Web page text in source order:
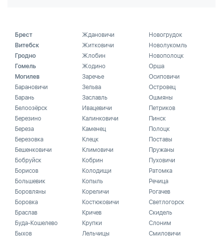
Брест
Витебск
Гродно
Гомель
Могилев
Барановичи
Барань
Белоозёрск
Березино
Береза
Березовка
Бешенковичи
Бобруйск
Борисов
Большевик
Боровляны
Боровка
Браслав
Буда-Кошелево
Быхов
Ждановичи
Житковичи
Жлобин
Жодино
Заречье
Зельва
Заславль
Ивацевичи
Калинковичи
Каменец
Клецк
Климовичи
Кобрин
Колодищи
Копыль
Кореличи
Костюковичи
Кричев
Крупки
Лельчицы
Новогрудок
Новолукомль
Новополоцк
Орша
Осиповичи
Островец
Ошмяны
Петриков
Пинск
Полоцк
Поставы
Пружаны
Пуховичи
Ратомка
Речица
Рогачев
Светлогорск
Скидель
Слоним
Смиловичи